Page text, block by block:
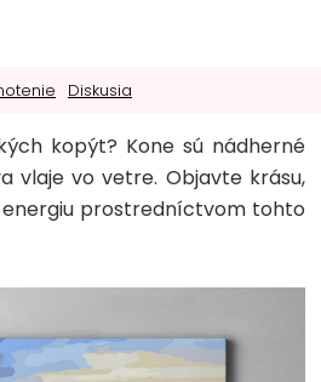
Diskusia
kopýt? Kone sú nádherné
vlaje vo vetre. Objavte krásu,
prostredníctvom tohto